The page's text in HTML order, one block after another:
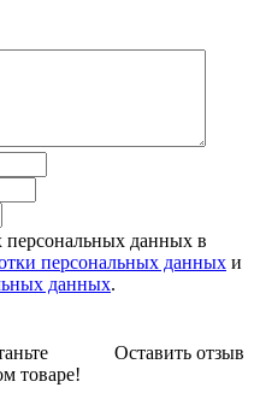
персональных данных в
персональных данных и
данных.
Оставить отзыв
товаре!